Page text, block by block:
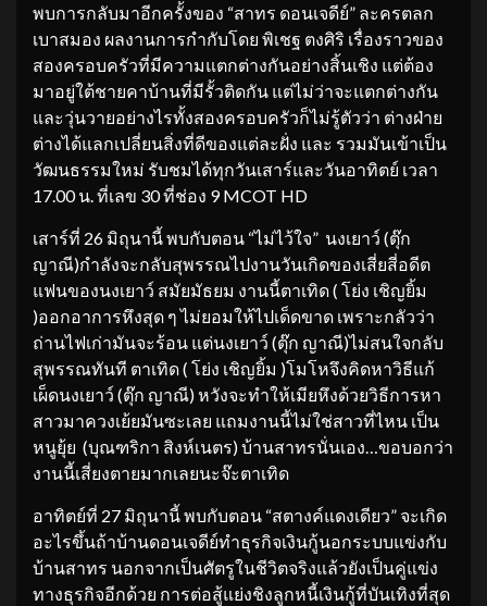
พบการกลับมาอีกครั้งของ “สาทร ดอนเจดีย์” ละครตลก
เบาสมอง ผลงานการกำกับโดย พิเชฐ ตงศิริ เรื่องราวของ
สองครอบครัวที่มีความแตกต่างกันอย่างสิ้นเชิง แต่ต้อง
มาอยู่ใต้ชายคาบ้านที่มีรั้วติดกัน แต่ไม่ว่าจะแตกต่างกัน
และวุ่นวายอย่างไรทั้งสองครอบครัวก็ไม่รู้ตัวว่า ต่างฝ่าย
ต่างได้แลกเปลี่ยนสิ่งที่ดีของแต่ละฝั่ง และ รวมมันเข้าเป็น
วัฒนธรรมใหม่ รับชมได้ทุกวันเสาร์และวันอาทิตย์ เวลา
17.00 น. ที่เลข 30 ที่ช่อง 9 MCOT HD
เสาร์ที่ 26 มิถุนานี้ พบกับตอน “ไม่ไว้ใจ” นงเยาว์ (ตุ๊ก
ญาณี)กำลังจะกลับสุพรรณไปงานวันเกิดของเสี่ยสี่อดีต
แฟนของนงเยาว์ สมัยมัธยม งานนี้ตาเทิด ( โย่ง เชิญยิ้ม
)ออกอาการหึงสุด ๆ ไม่ยอมให้ไปเด็ดขาด เพราะกลัวว่า
ถ่านไฟเก่ามันจะร้อน แต่นงเยาว์ (ตุ๊ก ญาณี)ไม่สนใจกลับ
สุพรรณทันที ตาเทิด ( โย่ง เชิญยิ้ม )โมโหจึงคิดหาวิธีแก้
เผ็ดนงเยาว์ (ตุ๊ก ญาณี) หวังจะทำให้เมียหึงด้วยวิธีการหา
สาวมาควงเย้ยมันซะเลย แถมงานนี้ไม่ใช่สาวที่ไหน เป็น
หนูยุ้ย (บุณฑริกา สิงห์เนตร) บ้านสาทรนั่นเอง…ขอบอกว่า
งานนี้เสี่ยงตายมากเลยนะจ๊ะตาเทิด
อาทิตย์ที่ 27 มิถุนานี้ พบกับตอน “สตางค์แดงเดียว” จะเกิด
อะไรขึ้นถ้าบ้านดอนเจดีย์ทำธุรกิจเงินกู้นอกระบบแข่งกับ
บ้านสาทร นอกจากเป็นศัตรูในชีวิตจริงแล้วยังเป็นคู่แข่ง
ทางธุรกิจอีกด้วย การต่อสู้แย่งชิงลูกหนี้เงินกู้ที่บันเทิงที่สุด